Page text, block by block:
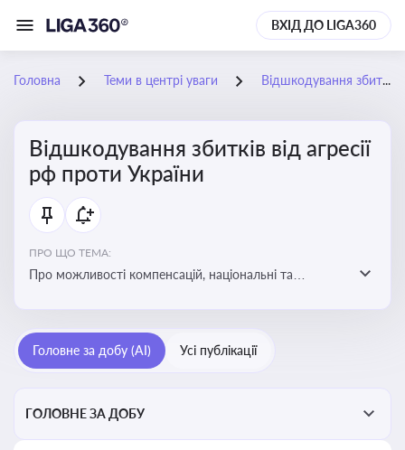
ВХІД ДО LIGA360
Головна Теми в центрі уваги Відшкодування збитків від агресії рф проти України
Відшкодування збитків від агресії
рф проти України
ПРО ЩО ТЕМА:
Про можливості компенсацій, національні та
Головне за добу (AI) Усі публікації
ГОЛОВНЕ ЗА ДОБУ